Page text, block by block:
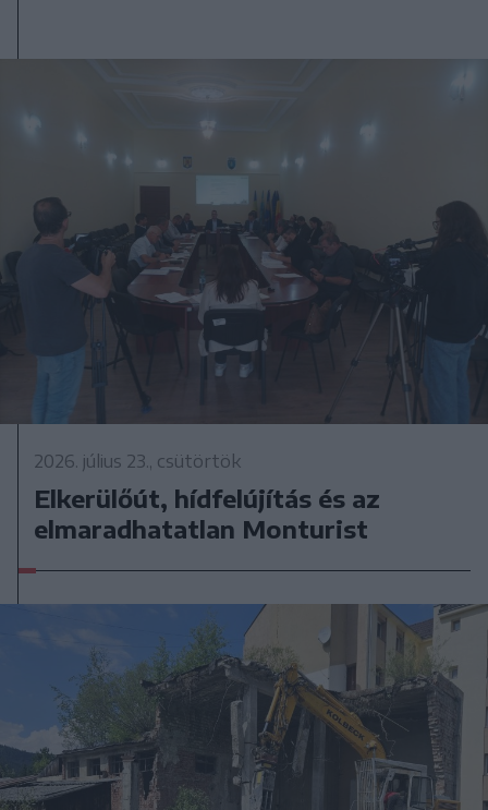
2026. július 23., csütörtök
Elkerülőút, hídfelújítás és az
elmaradhatatlan Monturist